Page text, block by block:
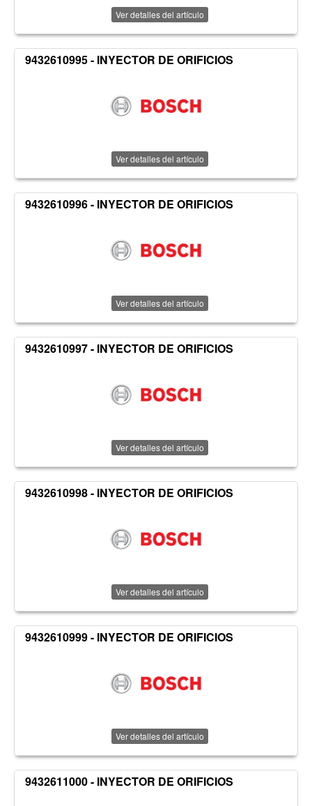
Ver detalles del artículo
9432610995 - INYECTOR DE ORIFICIOS
Ver detalles del artículo
9432610996 - INYECTOR DE ORIFICIOS
Ver detalles del artículo
9432610997 - INYECTOR DE ORIFICIOS
Ver detalles del artículo
9432610998 - INYECTOR DE ORIFICIOS
Ver detalles del artículo
9432610999 - INYECTOR DE ORIFICIOS
Ver detalles del artículo
9432611000 - INYECTOR DE ORIFICIOS